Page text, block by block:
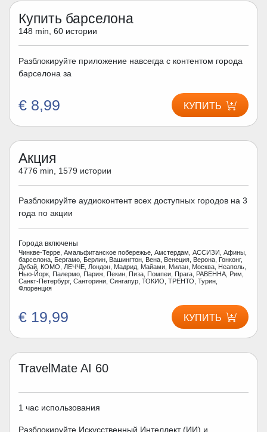
Купить барселона
148 min, 60 истории
Разблокируйте приложение навсегда с контентом города
барселона за
€ 8,99 КУПИТЬ
Акция
4776 min, 1579 истории
Разблокируйте аудиоконтент всех доступных городов на 3
года по акции
Города включены
Чинкве-Терре, Амальфитанское побережье, Амстердам, АССИЗИ, Афины,
барселона, Бергамо, Берлин, Вашингтон, Вена, Венеция, Верона, Гонконг,
Дубай, КОМО, ЛЕЧЧЕ, Лондон, Мадрид, Майами, Милан, Москва, Неаполь,
Нью-Йорк, Палермо, Париж, Пекин, Пиза, Помпеи, Прага, РАВЕННА, Рим,
Санкт-Петербург, Санторини, Сингапур, ТОКИО, ТРЕНТО, Турин,
Флоренция
€ 19,99 КУПИТЬ
TravelMate AI 60
1 час использования
Разблокируйте Искусственный Интеллект (ИИ) и